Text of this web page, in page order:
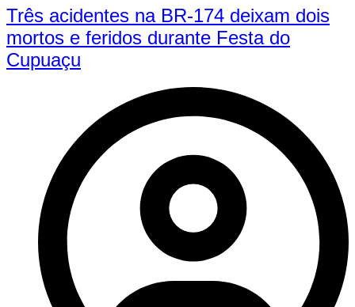
Três acidentes na BR-174 deixam dois
mortos e feridos durante Festa do
Cupuaçu